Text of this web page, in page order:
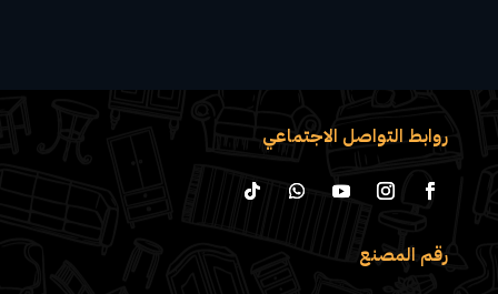
روابط التواصل الاجتماعي
رقم المصنع